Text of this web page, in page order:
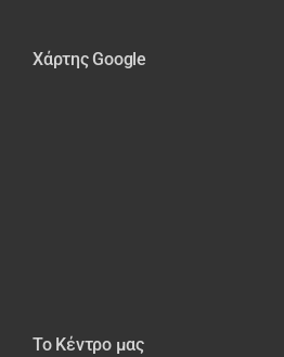
Χάρτης Google
Το Κέντρο μας